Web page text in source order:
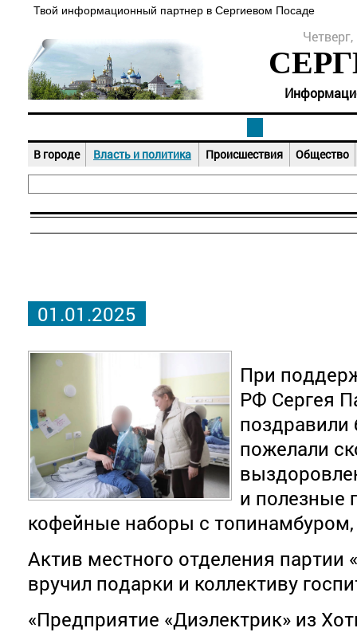
Твой информационный партнер в Сергиевом Посаде
В городе Власть и политика Происшествия Общество
01.01.2025
При
РФ Сергея
поздравили
пожелали
и полезные
кофейные наборы с
Актив местного отделения партии
вручил подарки и коллективу
«Предприятие «Диэлектрик» из